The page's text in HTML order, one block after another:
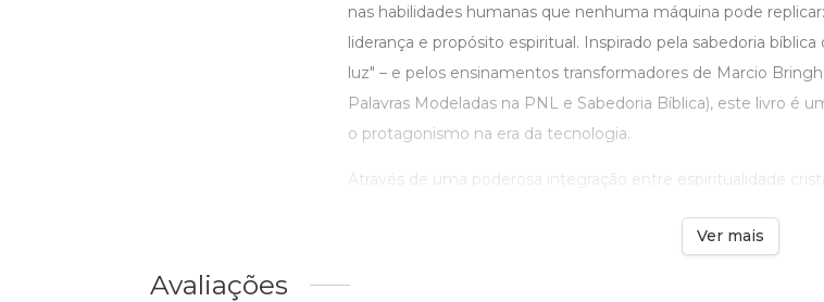
nas habilidades humanas que nenhuma máquina pode
liderança e propósito espiritual. Inspirado pela sabedoria
luz" – e pelos ensinamentos transformadores de Marcio
Palavras Modeladas na PNL e Sabedoria Bíblica), este livro é
o protagonismo na era da tecnologia.
Através de uma poderosa integração entre espiritualidade
Ver mais
Avaliações